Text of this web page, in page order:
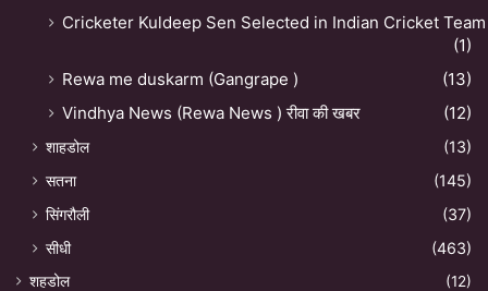
Cricketer Kuldeep Sen Selected in Indian Cricket Team
(1)
Rewa me duskarm (Gangrape )
(13)
Vindhya News (Rewa News ) रीवा की खबर
(12)
शाहडोल
(13)
सतना
(145)
सिंगरौली
(37)
सीधी
(463)
शहडोल (12)